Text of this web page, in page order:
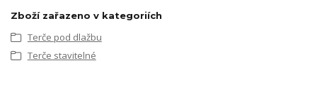
Zboží zařazeno v kategoriích
Terče pod dlažbu
Terče stavitelné